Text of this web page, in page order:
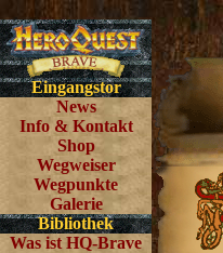
Eingangstor
News
Info & Kontakt
Shop
Wegweiser
Wegpunkte
Galerie
Bibliothek
Was ist HQ-Brave